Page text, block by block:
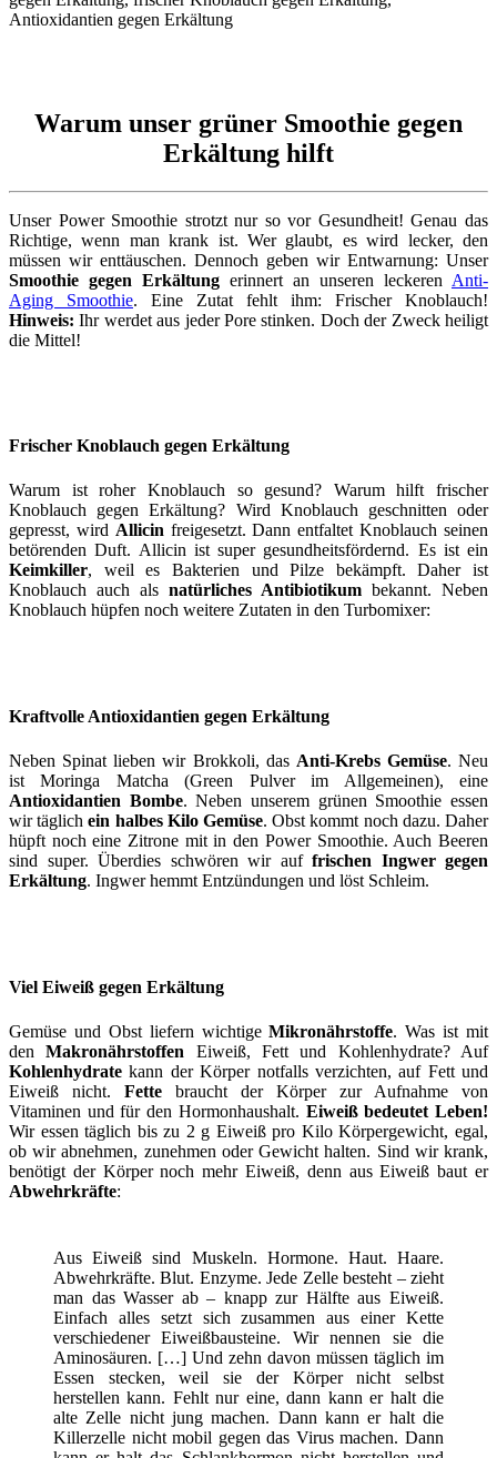
Warum unser grüner Smoothie gegen
Erkältung hilft
Unser Power Smoothie strotzt nur so vor Gesundheit! Genau das
Richtige, wenn man krank ist. Wer glaubt, es wird lecker, den
müssen wir enttäuschen. Dennoch geben wir Entwarnung: Unser
Smoothie gegen Erkältung erinnert an unseren leckeren Anti-
Aging Smoothie. Eine Zutat fehlt ihm: Frischer Knoblauch!
Hinweis: Ihr werdet aus jeder Pore stinken. Doch der Zweck heiligt
die Mittel!
Frischer Knoblauch gegen Erkältung
Warum ist roher Knoblauch so gesund? Warum hilft frischer
Knoblauch gegen Erkältung? Wird Knoblauch geschnitten oder
gepresst, wird Allicin freigesetzt. Dann entfaltet Knoblauch seinen
betörenden Duft. Allicin ist super gesundheitsfördernd. Es ist ein
Keimkiller, weil es Bakterien und Pilze bekämpft. Daher ist
Knoblauch auch als natürliches Antibiotikum bekannt. Neben
Knoblauch hüpfen noch weitere Zutaten in den Turbomixer:
Kraftvolle Antioxidantien gegen Erkältung
Neben Spinat lieben wir Brokkoli, das Anti-Krebs Gemüse. Neu
ist Moringa Matcha (Green Pulver im Allgemeinen), eine
Antioxidantien Bombe. Neben unserem grünen Smoothie essen
wir täglichein halbes Kilo Gemüse. Obst kommt noch dazu. Daher
hüpft noch eine Zitrone mit in den Power Smoothie. Auch Beeren
sind super. Überdies schwören wir auf frischen Ingwer gegen
Erkältung. Ingwer hemmt Entzündungen und löst Schleim.
Viel Eiweiß gegen Erkältung
Gemüse und Obst liefern wichtigeMikronährstoffe. Was ist mit
denMakronährstoffen Eiweiß, Fett und Kohlenhydrate? Auf
Kohlenhydrate kann der Körper notfalls verzichten, auf Fett und
Eiweiß nicht. Fette braucht der Körper zur Aufnahme von
Vitaminen und für den Hormonhaushalt. Eiweiß bedeutet Leben!
Wir essen täglich bis zu 2 g Eiweiß pro Kilo Körpergewicht, egal,
ob wir abnehmen, zunehmen oder Gewicht halten. Sind wir krank,
benötigt der Körper noch mehr Eiweiß, denn aus Eiweiß baut er
Abwehrkräfte:
Aus Eiweiß sind Muskeln. Hormone. Haut. Haare.
Abwehrkräfte. Blut. Enzyme. Jede Zelle besteht – zieht
man das Wasser ab – knapp zur Hälfte aus Eiweiß.
Einfach alles setzt sich zusammen aus einer Kette
verschiedener Eiweißbausteine. Wir nennen sie die
Aminosäuren. […] Und zehn davon müssen täglich im
Essen stecken, weil sie der Körper nicht selbst
herstellen kann. Fehlt nur eine, dann kann er halt die
alte Zelle nicht jung machen. Dann kann er halt die
Killerzelle nicht mobil gegen das Virus machen. Dann